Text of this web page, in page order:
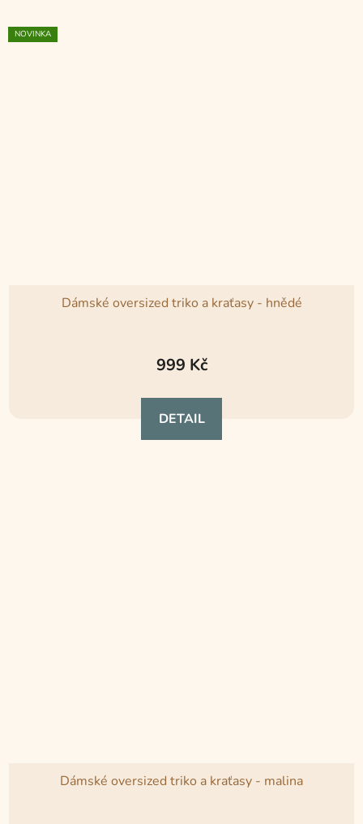
NOVINKA
Dámské oversized triko a kraťasy - hnědé
999 Kč
DETAIL
Dámské oversized triko a kraťasy - malina